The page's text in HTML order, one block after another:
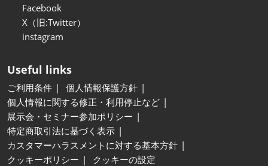
Facebook
X（旧:Twitter）
instagram
Useful links
ご利用条件
個人情報保護方針
個人情報に関する修正・利用停止など
展示会・セミナー参加ポリシー
特定商取引法に基づく表示
カスタマーハラスメントに対する基本方針
クッキーポリシー
クッキーの設定